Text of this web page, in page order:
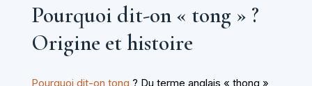
Pourquoi dit-on « tong » ?
Origine et histoire
Pourquoi dit-on tong ? Du terme anglais « thong »